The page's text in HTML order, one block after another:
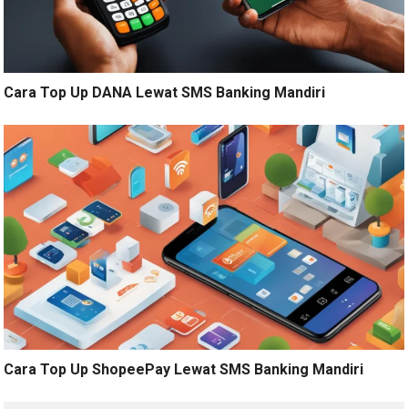
Cara Top Up DANA Lewat SMS Banking Mandiri
Cara Top Up ShopeePay Lewat SMS Banking Mandiri